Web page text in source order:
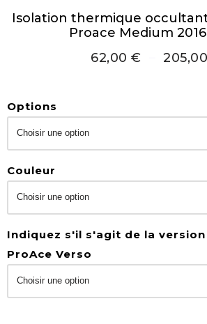
Isolation thermique
Proace Medium
62,00 € 205,00
Options
Couleur
Indiquez s'il s'agit de la version
ProAce Verso